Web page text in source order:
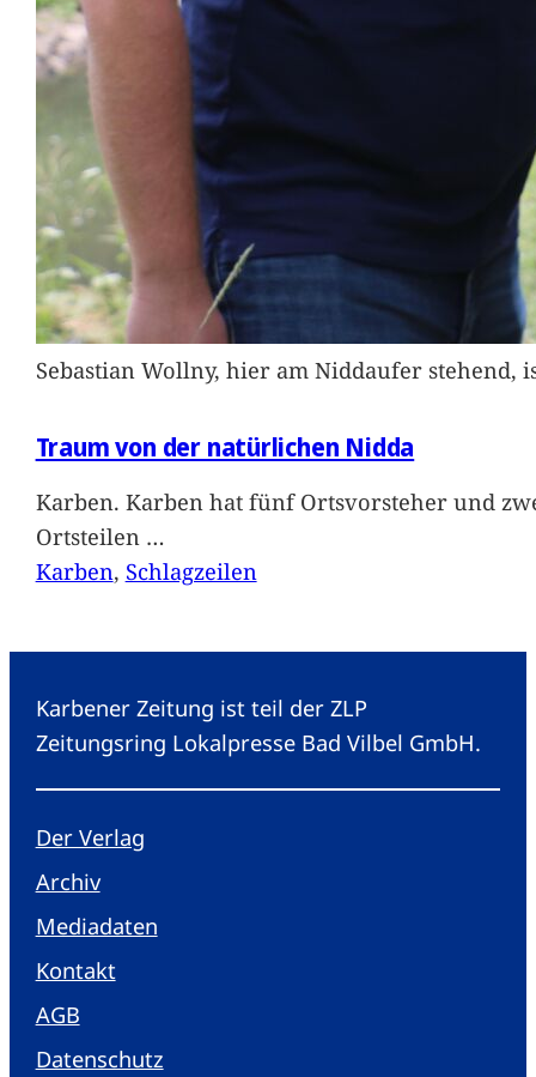
Sebastian Wollny, hier am Niddaufer
Traum von der natürlichen Nidda
Karben. Karben hat fünf Ortsvorsteher und
Ortsteilen …
Karben, Schlagzeilen
Karbener Zeitung ist teil der ZLP
Zeitungsring Lokalpresse Bad Vilbel GmbH.
Der Verlag
Archiv
Mediadaten
Kontakt
AGB
Datenschutz